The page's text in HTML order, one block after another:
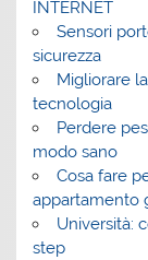
INTERNET
Sensori
sicurezza
Migliorare
tecnologia
Perdere
modo sano
Cosa fare
appartamento
Università:
step